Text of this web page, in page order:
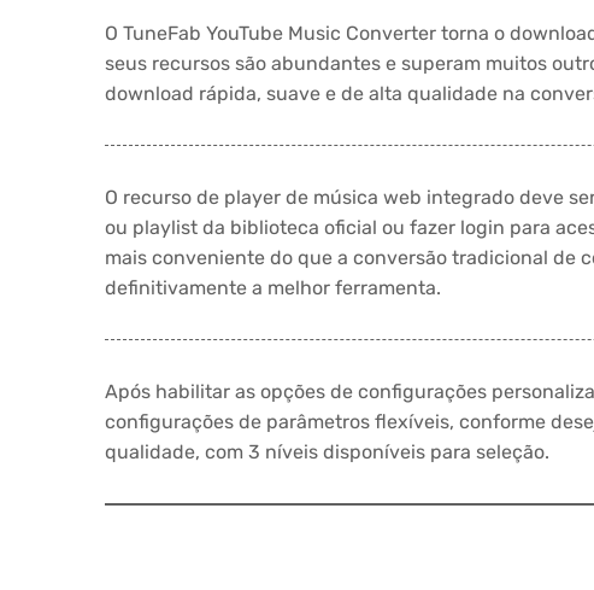
O TuneFab YouTube Music Converter torna o
seus recursos são abundantes e superam muitos
download rápida, suave e de alta qualidade na
O recurso de player de música web integrado deve
ou playlist da biblioteca oficial ou fazer login para
mais conveniente do que a conversão tradicional de
definitivamente a melhor ferramenta.
Após habilitar as opções de configurações
configurações de parâmetros flexíveis, conforme
qualidade, com 3 níveis disponíveis para seleção.